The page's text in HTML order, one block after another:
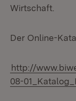
Wirtschaft.
Der Online-
http://
08-